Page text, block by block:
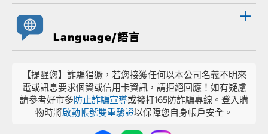
Language/語言
【提醒您】詐騙猖獗，若您接獲任何以本公司名義不明來
電或訊息要求個資或信用卡資訊，請拒絕回應！如有疑慮
請參考好市多防止詐騙宣導或撥打165防詐騙專線。登入購
物時將啟動帳號雙重驗證以保障您自身帳戶安全。